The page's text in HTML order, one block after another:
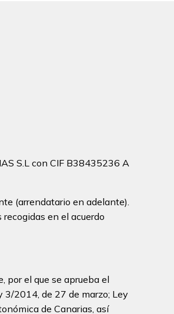
S.L con CIF B38435236 A
(arrendatario en adelante).
en el acuerdo
por el que se aprueba el
3/2014, de 27 de marzo; Ley
de Canarias, así